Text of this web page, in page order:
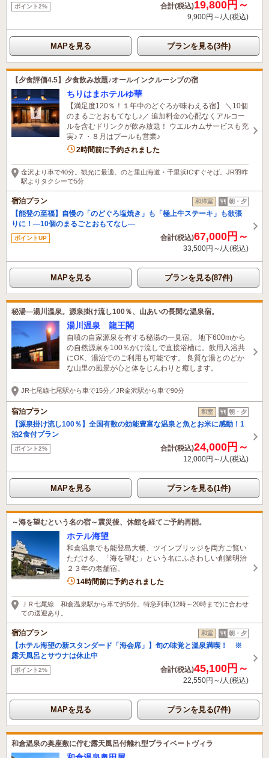
ポイント2% 合計(税込)19,800円～
9,900円～/人(税込)
MAPを見る プランを見る(3件)
【夕食評価4.5】夕食飲み放題♪オールインクルーシブの宿
ちりはまホテルゆ華
【満足度120％！１年中のどぐろが味わえる宿】 ＼10個
のまるごとおもてなし♪／ 追加料金の心配なくアルコー
ルを含むドリンクが飲み放題！ ウエルカムサービスも充
実♪７・８月はプールも営業♪
4名がこの宿を見ています
2時間前に予約されました
金沢より車で40分。観光に最適。のと里山海道・千里浜ICすぐそば。JR羽咋
駅よりタクシーで5分
宿泊プラン 和洋室 朝・夕
【能登の至福】自慢の「のどぐろ塩焼き」も「極上牛ステーキ」も欲張
りに！―10個のまるごとおもてなし―
ポイントUP 合計(税込)67,000円～
33,500円～/人(税込)
MAPを見る プランを見る(87件)
秘湯―湯川温泉。源泉掛け流し100％、山あいの長閑な温泉宿。
湯川温泉 龍王閣
自噴の自家源泉を有する秘湯の一見宿。 地下600mから
の自然源泉を100％かけ流しで直接浴槽に。飲用入浴共
にOK、湯治でのご利用も可能です。 良質な湯とのどか
な山里の風景が心と体をじんわりと癒します。
JR七尾線七尾駅から車で15分／JR金沢駅から車で90分
宿泊プラン 和室 朝・夕
【源泉掛け流し100％】全国有数の効能豊富な温泉と魚とお米に感動！1
泊2食付プラン
ポイント2% 合計(税込)24,000円～
12,000円～/人(税込)
MAPを見る プランを見る(1件)
～海を望むという名の宿～震災後、休館を経てご予約再開。
ホテル海望
和倉温泉でも能登島大橋、ツインブリッジを両方ご覧い
ただける、「海を望む」という名にふさわしい創業明治
２３年の老舗宿。
1名がこの宿を見ています
14時間前に予約されました
ＪＲ七尾線 和倉温泉駅から車で約5分。特急列車(12時～20時まで)に合わせ
ての送迎あり。
宿泊プラン 和室 朝・夕
【ホテル海望の新スタンダード「海会席」】旬の味覚と温泉満喫！ ※
露天風呂とサウナは休止中
ポイント2% 合計(税込)45,100円～
22,550円～/人(税込)
MAPを見る プランを見る(7件)
和倉温泉の奥座敷に佇む露天風呂付離れ型プライベートヴィラ